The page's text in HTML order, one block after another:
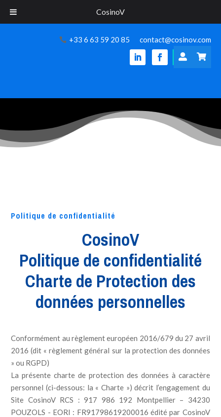
CosinoV
+33 6 63 59 20 85 contact@cosinov.com
 
Politique de confidentialité
CosinoV
Politique de confidentialité
Charte de Protection des
données personnelles
Conformément au règlement européen 2016/679 du 27 avril
2016 (dit « règlement général sur la protection des données
» ou RGPD)
La présente charte de protection des données à caractère
personnel (ci-dessous: la « Charte ») décrit l’engagement du
Site CosinoV RCS : 917 986 192 Montpellier – 34230
POUZOLS - EORI : FR91798619200016 édité par CosinoV